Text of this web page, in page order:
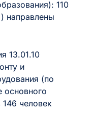
110
направлены
13.01.10
и
(по
человек